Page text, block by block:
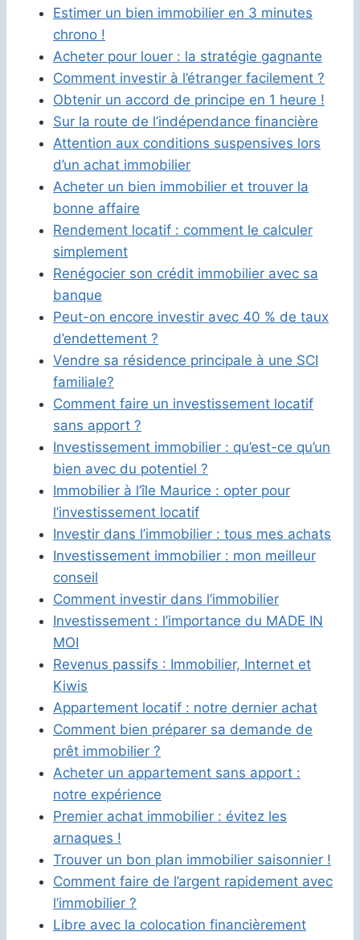
Estimer un bien immobilier en 3 minutes
chrono !
Acheter pour louer : la stratégie gagnante
Comment investir à l’étranger facilement ?
Obtenir un accord de principe en 1 heure !
Sur la route de l’indépendance financière
Attention aux conditions suspensives lors
d’un achat immobilier
Acheter un bien immobilier et trouver la
bonne affaire
Rendement locatif : comment le calculer
simplement
Renégocier son crédit immobilier avec sa
banque
Peut-on encore investir avec 40 % de taux
d’endettement ?
Vendre sa résidence principale à une SCI
familiale?
Comment faire un investissement locatif
sans apport ?
Investissement immobilier : qu’est-ce qu’un
bien avec du potentiel ?
Immobilier à l’île Maurice : opter pour
l’investissement locatif
Investir dans l’immobilier : tous mes achats
Investissement immobilier : mon meilleur
conseil
Comment investir dans l’immobilier
Investissement : l’importance du MADE IN
MOI
Revenus passifs : Immobilier, Internet et
Kiwis
Appartement locatif : notre dernier achat
Comment bien préparer sa demande de
prêt immobilier ?
Acheter un appartement sans apport :
notre expérience
Premier achat immobilier : évitez les
arnaques !
Trouver un bon plan immobilier saisonnier !
Comment faire de l’argent rapidement avec
l’immobilier ?
Libre avec la colocation financièrement